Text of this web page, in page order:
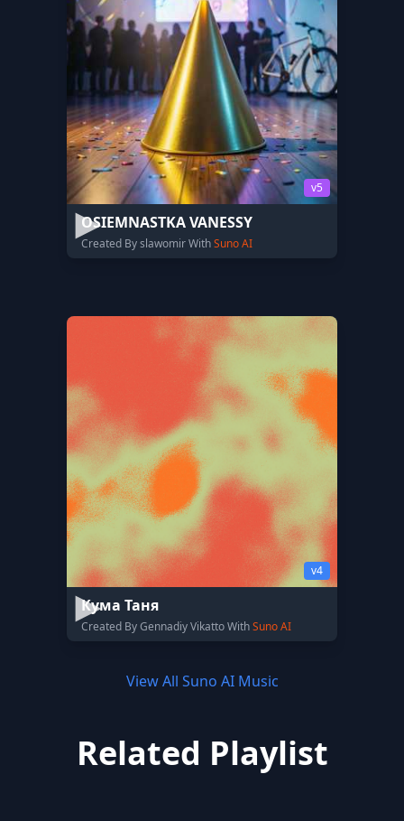
v5
OSIEMNASTKA VANESSY
Created By slawomir WithSuno AI
v4
Кума Таня
Created By Gennadiy Vikatto WithSuno AI
View All Suno AI Music
Related Playlist